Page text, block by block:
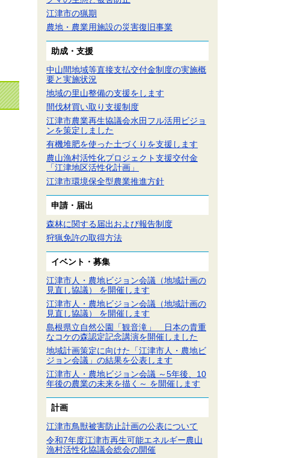
江津市の猟期
農地・農業用施設の災害復旧事業
助成・支援
中山間地域等直接支払交付金制度の実施概
要と実施状況
地域の里山整備の支援をします
間伐材買い取り支援制度
江津市農業再生協議会水田フル活用ビジョ
ンを策定しました
有機堆肥を使った土づくりを支援します
農山漁村活性化プロジェクト支援交付金
「江津地区活性化計画」
江津市環境保全型農業推進方針
申請・届出
森林に関する届出および報告制度
狩猟免許の取得方法
イベント・募集
江津市人・農地ビジョン会議（地域計画の
見直し協議） を開催します
江津市人・農地ビジョン会議（地域計画の
見直し協議） を開催します
島根県立自然公園「観音滝」 日本の貴重
なコケの森認定記念講演を開催しました
地域計画策定に向けた「江津市人・農地ビ
ジョン会議」の結果を公表します
江津市人・農地ビジョン会議 ～5年後、10
年後の農業の未来を描く～ を開催します
計画
江津市鳥獣被害防止計画の公表について
令和7年度江津市再生可能エネルギー農山
漁村活性化協議会総会の開催